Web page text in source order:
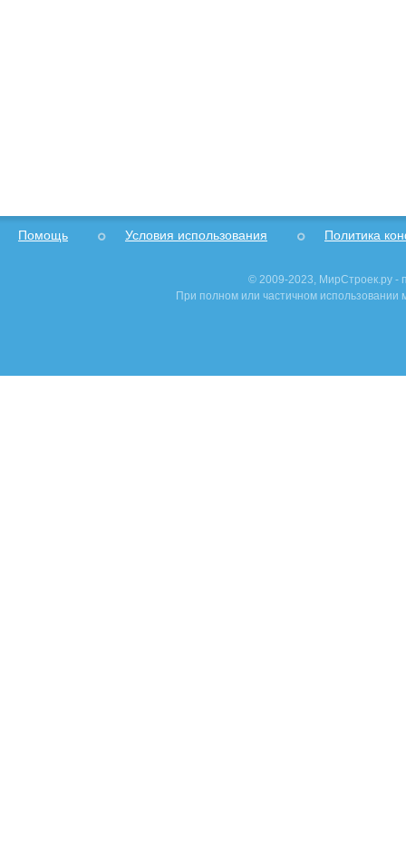
Помощь Условия использования Политика
© 2009-2023, МирСтроек.ру -
При полном или частичном использовании